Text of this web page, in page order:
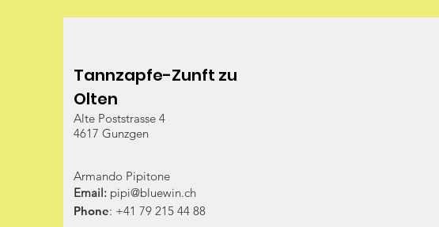
Tannzapfe-Zunft zu
Olten
Alte Poststrasse 4
4617 Gunzgen
Armando Pipitone
Email: pipi@bluewin.ch
Phone: +41 79 215 44 88